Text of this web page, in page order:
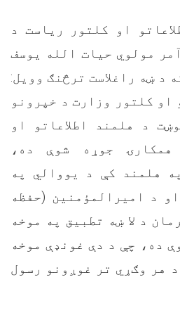
او کلتور ریاست د
مولوي حیات الله یوسف
د ښه راغلاست ترڅنګ وویل:
او کلتور وزارت د خپرونو
د هلمند اطلاعاتو او
جوړه شوې ده،
هلمند کې د يووالي په
د امیرالمؤمنین (حفظه
ګڼې فرمان د لا ښه تطبیق په موخه
ده، چې د دې غونډې موخه
هر وګړي تر غوږونو رسول